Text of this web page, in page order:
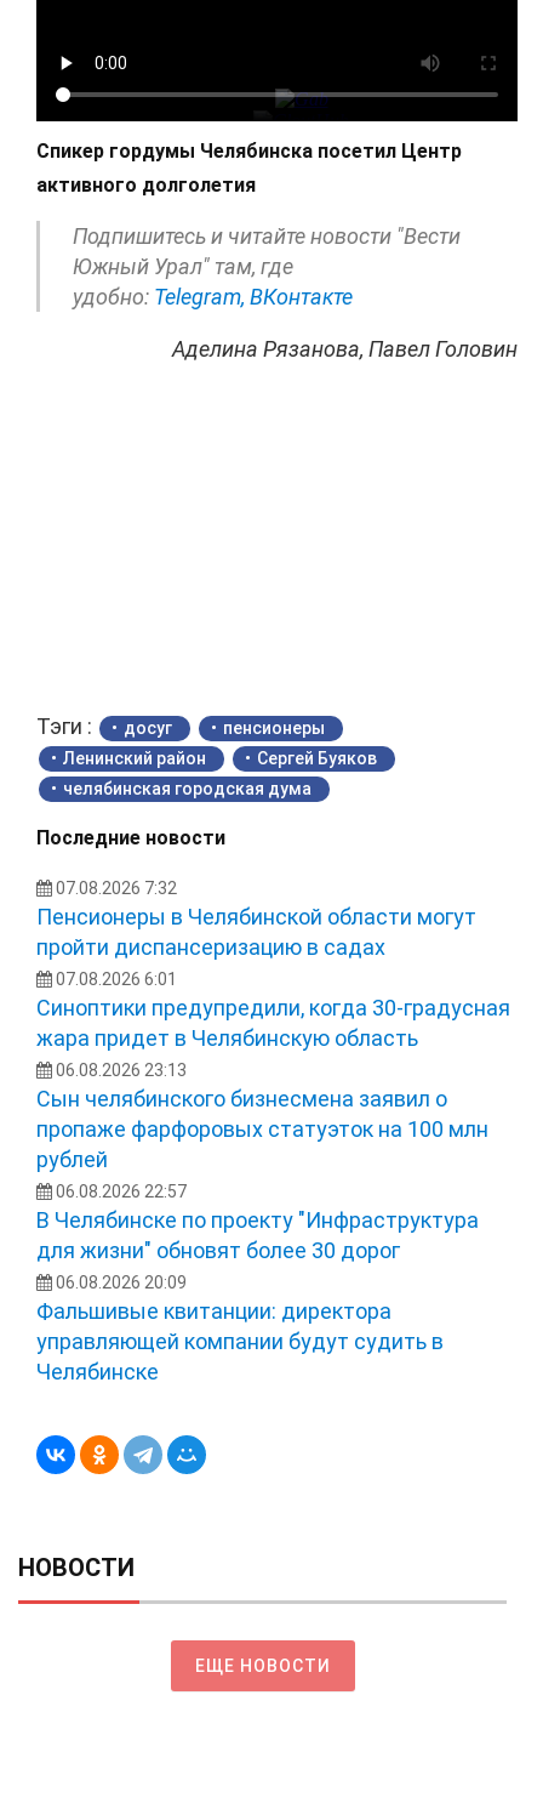
Спикер гордумы Челябинска посетил Центр
активного долголетия
Подпишитесь и читайте новости "Вести
Южный Урал" там, где
удобно: Telegram, ВКонтакте
Аделина Рязанова, Павел Головин
Тэги : досуг
пенсионеры
Ленинский район
Сергей Буяков
челябинская городская дума
Последние новости
07.08.2026 7:32
Пенсионеры в Челябинской области могут
пройти диспансеризацию в садах
07.08.2026 6:01
Синоптики предупредили, когда 30-градусная
жара придет в Челябинскую область
06.08.2026 23:13
Сын челябинского бизнесмена заявил о
пропаже фарфоровых статуэток на 100 млн
рублей
06.08.2026 22:57
В Челябинске по проекту "Инфраструктура
для жизни" обновят более 30 дорог
06.08.2026 20:09
Фальшивые квитанции: директора
управляющей компании будут судить в
Челябинске
НОВОСТИ
ЕЩЕ НОВОСТИ